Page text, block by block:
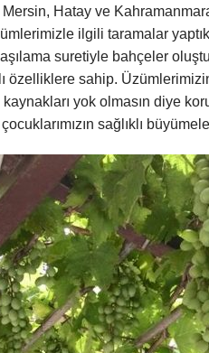
Hatay ve
ilgili taramalar
suretiyle bahçeler
sahip.
yok olmasın diye
sağlıklı